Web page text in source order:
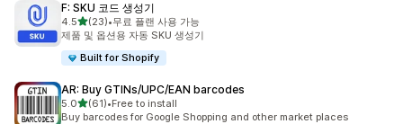
F: SKU 코드 생성기
4.5별 5개 중
(23)
총 리뷰 23개
•무료 플랜 사용 가능
제품 및 옵션용 자동 SKU 생성기
Built for Shopify
AR: Buy GTINs/UPC/EAN barcodes
5.0별 5개 중
(61)
총 리뷰 61개
•Free to install
Buy barcodes for Google Shopping and other market places